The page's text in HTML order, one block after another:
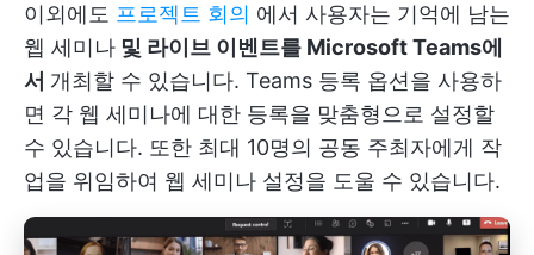
이외에도 프로젝트 회의 에서 사용자는 기억에 남는
웹 세미나 및 라이브 이벤트를 Microsoft Teams에
서 개최할 수 있습니다. Teams 등록 옵션을 사용하
면 각 웹 세미나에 대한 등록을 맞춤형으로 설정할
수 있습니다. 또한 최대 10명의 공동 주최자에게 작
업을 위임하여 웹 세미나 설정을 도울 수 있습니다.